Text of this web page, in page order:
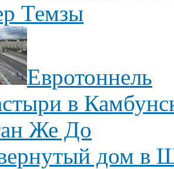
Темзы
Евротоннель
в
Же До
дом в